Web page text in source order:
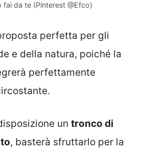
fai da te (Pinterest @Efco)
perfetta per gli
e della natura, poiché la
perfettamente
un tronco di
, basterà sfruttarlo per la